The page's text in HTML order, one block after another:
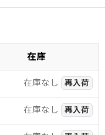
在庫
在庫なし 再入荷
在庫なし 再入荷